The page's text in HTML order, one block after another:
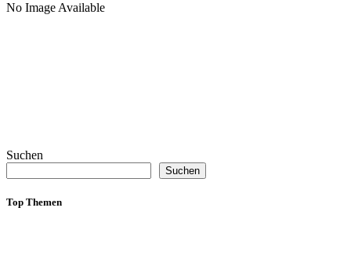
No Image Available
Suchen
Suchen
Top Themen